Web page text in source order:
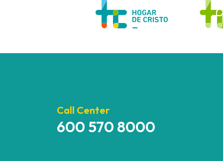
Call Center
600 570 8000